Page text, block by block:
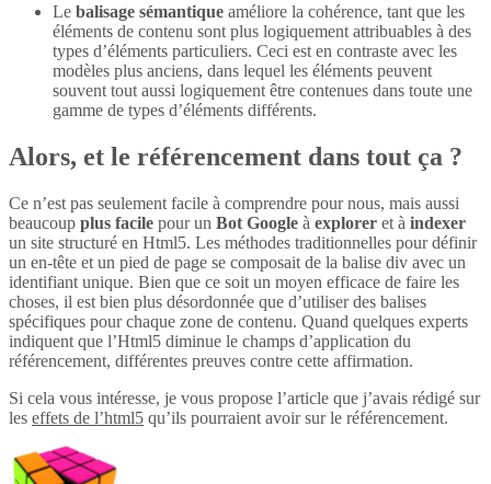
Le balisage sémantique améliore la cohérence, tant que les
éléments de contenu sont plus logiquement attribuables à des
types d’éléments particuliers. Ceci est en contraste avec les
modèles plus anciens, dans lequel les éléments peuvent
souvent tout aussi logiquement être contenues dans toute une
gamme de types d’éléments différents.
Alors, et le référencement dans tout ça ?
Ce n’est pas seulement facile à comprendre pour nous, mais aussi
beaucoup plus facile pour un Bot Google à explorer et à indexer
un site structuré en Html5. Les méthodes traditionnelles pour définir
un en-tête et un pied de page se composait de la balise div avec un
identifiant unique. Bien que ce soit un moyen efficace de faire les
choses, il est bien plus désordonnée que d’utiliser des balises
spécifiques pour chaque zone de contenu. Quand quelques experts
indiquent que l’Html5 diminue le champs d’application du
référencement, différentes preuves contre cette affirmation.
Si cela vous intéresse, je vous propose l’article que j’avais rédigé sur
les effets de l’html5 qu’ils pourraient avoir sur le référencement.